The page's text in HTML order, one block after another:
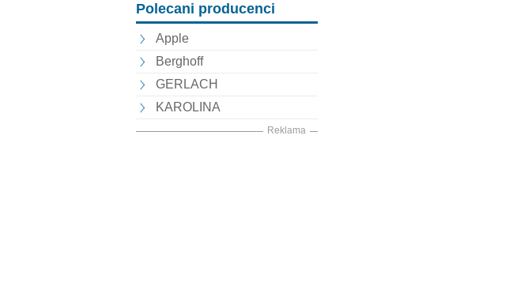
Polecani producenci
Apple
Berghoff
GERLACH
KAROLINA
Reklama